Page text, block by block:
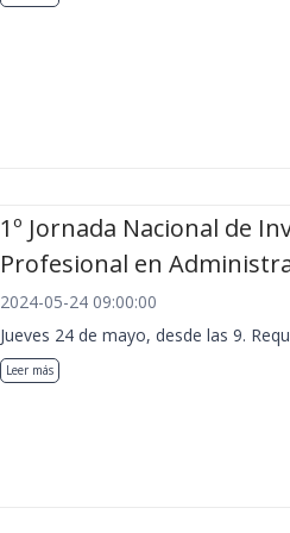
1º Jornada Nacional de
Profesional en
2024-05-24 09:00:00
Jueves 24 de mayo, desde las 9.
Leer más